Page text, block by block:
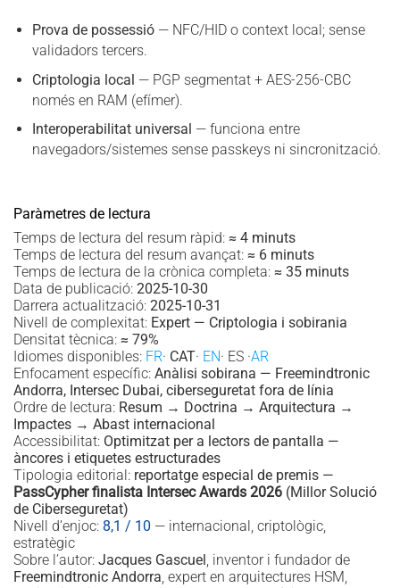
Prova de possessió— NFC/HID o context local; sense
validadors tercers.
Criptologia local — PGP segmentat + AES-256-CBC
només en RAM (efímer).
Interoperabilitat universal — funciona entre
navegadors/sistemes sense passkeys ni sincronització.
Paràmetres de lectura
Temps de lectura del resum ràpid: ≈ 4 minuts
Temps de lectura del resum avançat: ≈ 6 minuts
Temps de lectura de la crònica completa: ≈ 35 minuts
Data de publicació: 2025-10-30
Darrera actualització: 2025-10-31
Nivell de complexitat: Expert — Criptologia i sobirania
Densitat tècnica: ≈ 79%
Idiomes disponibles: FR· CAT· EN· ES ·AR
Enfocament específic: Anàlisi sobirana — Freemindtronic
Andorra, Intersec Dubai, ciberseguretat fora de línia
Ordre de lectura: Resum → Doctrina → Arquitectura →
Impactes → Abast internacional
Accessibilitat: Optimitzat per a lectors de pantalla —
àncores i etiquetes estructurades
Tipologia editorial: reportatge especial de premis —
PassCypher finalista Intersec Awards 2026 (Millor Solució
de Ciberseguretat)
Nivell d’enjoc: 8,1 / 10 — internacional, criptològic,
estratègic
Sobre l’autor: Jacques Gascuel , inventor i fundador de
Freemindtronic Andorra, expert en arquitectures HSM,